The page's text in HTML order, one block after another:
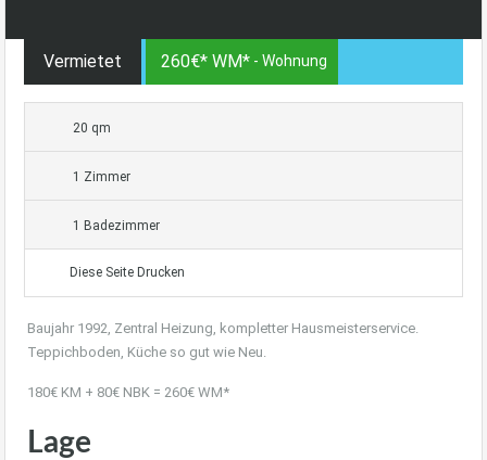
Vermietet 260€* WM* - Wohnung
20 qm
1 Zimmer
1 Badezimmer
Diese Seite Drucken
Baujahr 1992, Zentral Heizung, kompletter Hausmeisterservice.
Teppichboden, Küche so gut wie Neu.
180€ KM + 80€ NBK = 260€ WM*
Lage